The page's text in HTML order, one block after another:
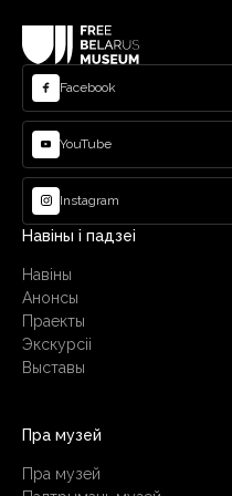
Facebook
YouTube
Instagram
Навіны і падзеі
Навіны
Анонсы
Праекты
Экскурсіі
Выставы
Пра музей
Пра музей